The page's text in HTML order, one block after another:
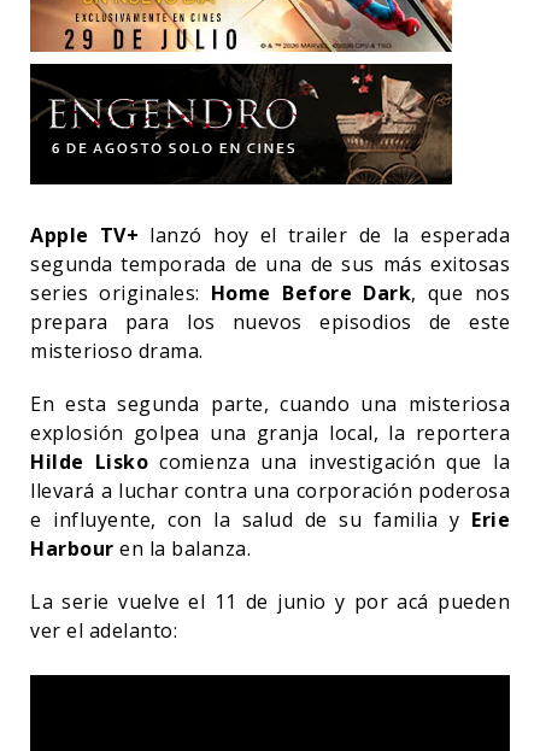
Apple TV+ lanzó hoy el trailer de la esperada
segunda temporada de una de sus más exitosas
series originales: Home Before Dark, que nos
prepara para los nuevos episodios de este
misterioso drama.
En esta segunda parte, cuando una misteriosa
explosión golpea una granja local, la reportera
Hilde Liskocomienza una investigación que la
llevará a luchar contra una corporación poderosa
e influyente, con la salud de su familia y Erie
Harbour en la balanza.
La serie vuelve el 11 de junio y por acá pueden
ver el adelanto: